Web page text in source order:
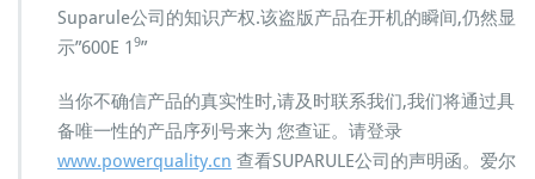
Suparule公司的知识产权.该盗版产品在开机的瞬间,仍然显
示”600E 19”
当你不确信产品的真实性时,请及时联系我们,我们将通过具
备唯一性的产品序列号来为 您查证。请登录
www.powerquality.cn 查看SUPARULE公司的声明函。爱尔